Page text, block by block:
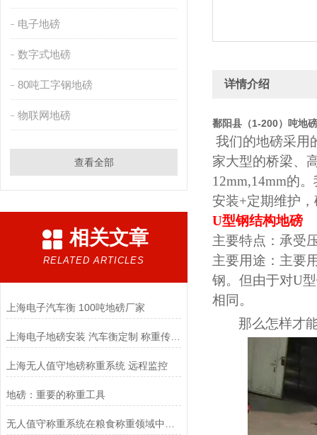
电子地磅
数字式地磅
80吨工字钢地磅
物联网地磅
查看全部
相关文章
RELATED ARTICLES
上海电子汽车衡 100吨地磅厂家
上海电子地磅安装 汽车衡定制 称重传感器
上海无人值守地磅称重系统 远程监控
地磅：重要的称重工具
详情介绍
鄱阳县（1-200）吨地
我们的地磅采用
家大型的桥梁、
12mm,14mm的。
安装+定期维护
U型钢结构地磅
主要特点：承受
主要用途：主要
钢。但由于对U
相同。
那么怎样才